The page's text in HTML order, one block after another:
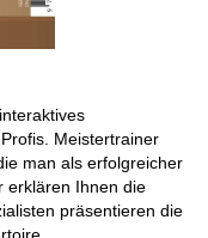
Meistertrainer
man als erfolgreicher
erklären Ihnen die
präsentieren die